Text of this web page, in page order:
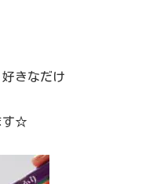
きなだけ
す☆